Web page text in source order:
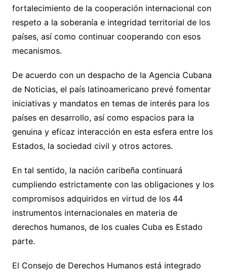
fortalecimiento de la cooperación internacional con
respeto a la soberanía e integridad territorial de los
países, así como continuar cooperando con esos
mecanismos.
De acuerdo con un despacho de la Agencia Cubana
de Noticias, el país latinoamericano prevé fomentar
iniciativas y mandatos en temas de interés para los
países en desarrollo, así como espacios para la
genuina y eficaz interacción en esta esfera entre los
Estados, la sociedad civil y otros actores.
En tal sentido, la nación caribeña continuará
cumpliendo estrictamente con las obligaciones y los
compromisos adquiridos en virtud de los 44
instrumentos internacionales en materia de
derechos humanos, de los cuales Cuba es Estado
parte.
El Consejo de Derechos Humanos está integrado